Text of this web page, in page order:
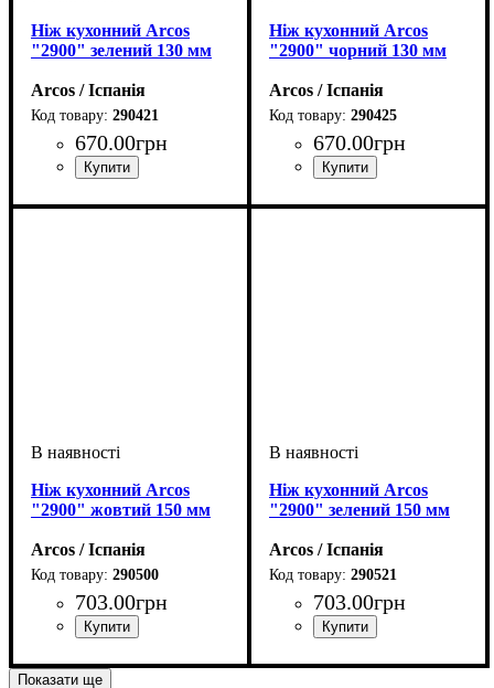
Ніж кухонний Arcos
"2900" зелений 130 мм
Arcos / Іспанія
290421
670.00грн
Ніж кухонний Arcos
"2900" чорний 130 мм
Arcos / Іспанія
290425
670.00грн
Ніж кухонний Arcos
"2900" жовтий 150 мм
Arcos / Іспанія
290500
703.00грн
Ніж кухонний Arcos
"2900" зелений 150 мм
Arcos / Іспанія
290521
703.00грн
Показати ще